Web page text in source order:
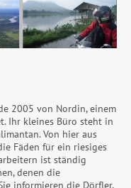
2005 von Nordin, einem
Ihr kleines Büro steht in
Von hier aus
Fäden für ein riesiges
ist ständig
denen die
informieren die Dörfler,